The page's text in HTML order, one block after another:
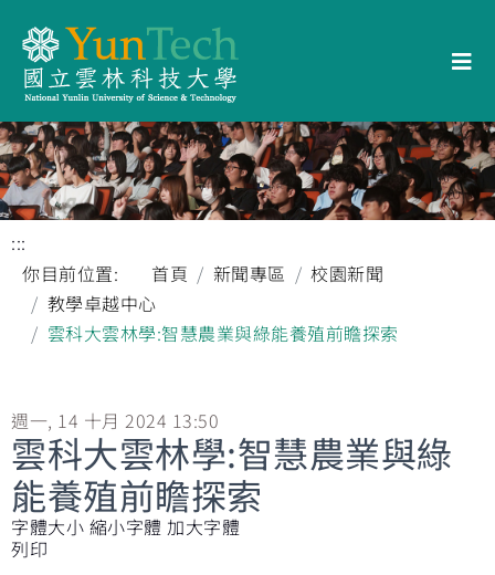
:::
你目前位置:
首頁 新聞專區
校園新聞
教學卓越中心
雲科大雲林學:智慧農業與綠能養殖前瞻探索
週一, 14 十月 2024 13:50
雲科大雲林學:智慧農業與綠
能養殖前瞻探索
字體大小 縮小字體 加大字體
列印